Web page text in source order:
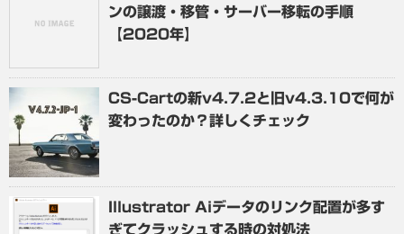
ンの譲渡・移管・サーバー移転の手順
【2020年】
CS-Cartの新v4.7.2と旧v4.3.10で何が
変わったのか？詳しくチェック
Illustrator Aiデータのリンク配置が多す
ぎてクラッシュする時の対処法